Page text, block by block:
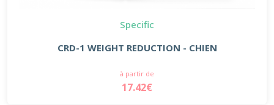
Specific
CRD-1 WEIGHT REDUCTION - CHIEN
à partir de
17.42€